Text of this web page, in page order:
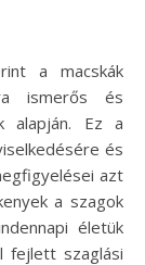
ismerős és
alapján. Ez a
és
azt
a szagok
életük
fejlett szaglási